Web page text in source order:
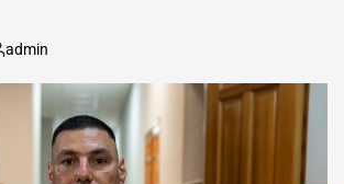
admin